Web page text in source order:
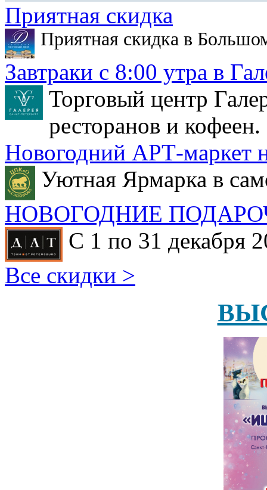
Приятная скидка
Приятная скидка в
Завтраки с 8:00 утра в
Торговый центр
ресторанов и кофеен.
Новогодний АРТ-маркет
Уютная Ярмарка в
НОВОГОДНИЕ
С 1 по 31 декабря
Все скидки >